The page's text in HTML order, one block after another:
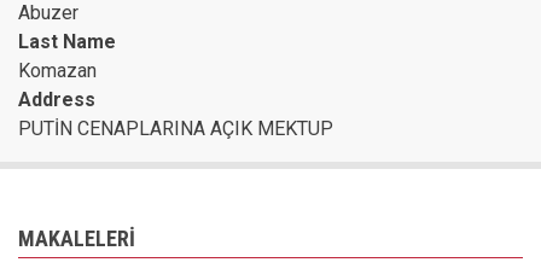
Abuzer
Last Name
Komazan
Address
PUTİN CENAPLARINA AÇIK MEKTUP
MAKALELERI